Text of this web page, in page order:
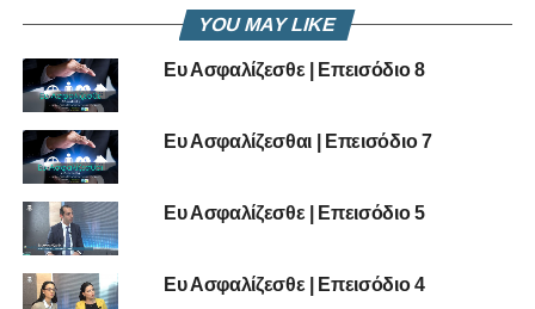
ακολούθως θα είναι διαθέσιμη στο video on demand του
καναλιού μας και στα δίκτυα κοινωνικής δικτύωσης.
RELATED TOPICS:
UP NEXT
Ευ Ασφαλίζεσθαι | Επεισόδιο 7
DON'T MISS
«Υστερόγραφο» | Επεισόδιο 3
YOU MAY LIKE
Ευ Ασφαλίζεσθε | Επεισόδιο 8
Ευ Ασφαλίζεσθαι | Επεισόδιο 7
Ευ Ασφαλίζεσθε | Επεισόδιο 5
Ευ Ασφαλίζεσθε | Επεισόδιο 4